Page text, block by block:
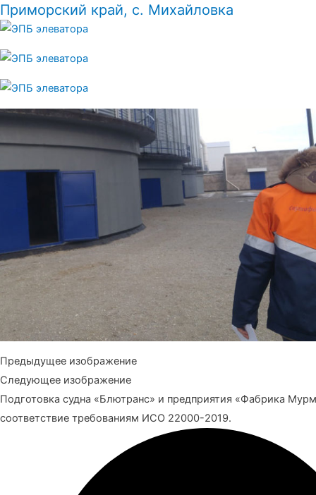
Приморский край, с. Михайловка
Предыдущее изображение
Следующее изображение
Подготовка судна «Блютранс» и предприятия «Фабрика
соответствие требованиям ИСО 22000-2019.